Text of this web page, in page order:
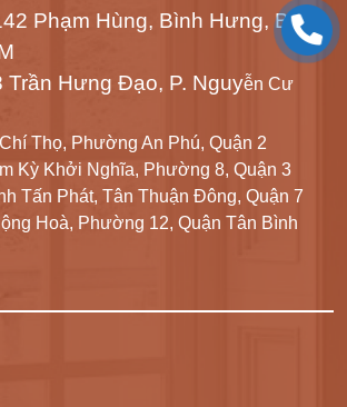
Phạm Hùng, Bình Hưng, Bình
Hưng Đạo, P. Nguyễn Cư
Thọ, Phường An Phú, Quận 2
Kỳ Khởi Nghĩa, Phường 8, Quận 3
Tấn Phát, Tân Thuận Đông, Quận 7
Hoà, Phường 12, Quận Tân Bình